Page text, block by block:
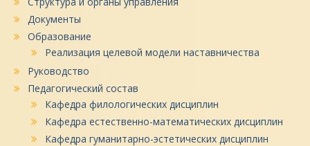
Документы
Образование
Реализация целевой модели наставничества
Руководство
Педагогический состав
Кафедра филологических дисциплин
Кафедра естественно-математических дисциплин
Кафедра гуманитарно-эстетических дисциплин